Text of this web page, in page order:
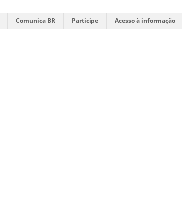
Comunica BR Participe Acesso à informação